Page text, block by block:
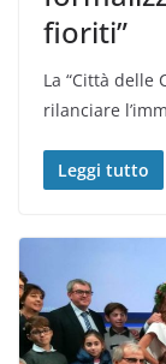
fioriti”
La “Città delle
rilanciare
Leggi tutto